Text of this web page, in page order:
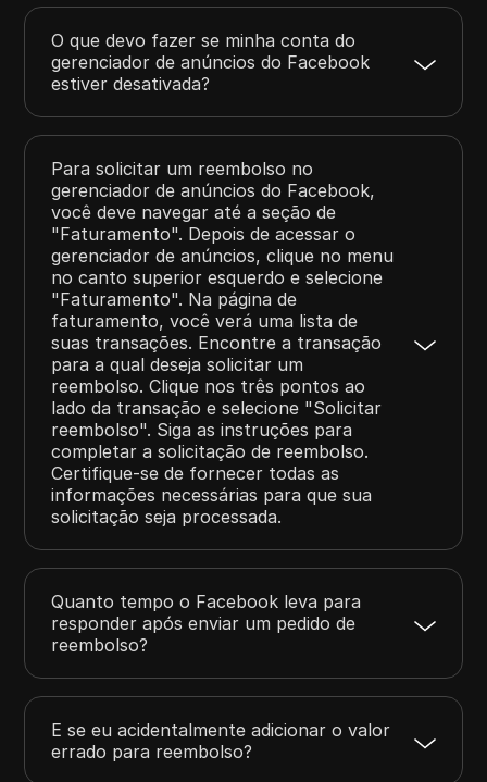
O que devo fazer se minha conta do
gerenciador de anúncios do Facebook
estiver desativada?
Para solicitar um reembolso no
gerenciador de anúncios do Facebook,
você deve navegar até a seção de
"Faturamento". Depois de acessar o
gerenciador de anúncios, clique no menu
no canto superior esquerdo e selecione
"Faturamento". Na página de
faturamento, você verá uma lista de
suas transações. Encontre a transação
para a qual deseja solicitar um
reembolso. Clique nos três pontos ao
lado da transação e selecione "Solicitar
reembolso". Siga as instruções para
completar a solicitação de reembolso.
Certifique-se de fornecer todas as
informações necessárias para que sua
solicitação seja processada.
Quanto tempo o Facebook leva para
responder após enviar um pedido de
reembolso?
E se eu acidentalmente adicionar o valor
errado para reembolso?